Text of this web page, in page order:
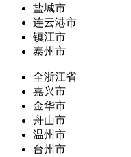
盐城市
连云港市
镇江市
泰州市
全浙江省
嘉兴市
金华市
舟山市
温州市
台州市